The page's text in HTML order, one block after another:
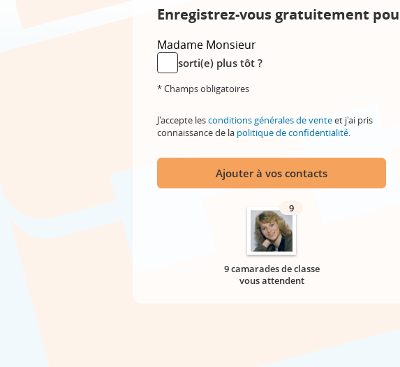
Enregistrez-vous gratuitement
Madame Monsieur
sorti(e) plus tôt ?
* Champs obligatoires
J'accepte lesconditions générales de venteet j'ai pris
connaissance de la politique de confidentialité.
Ajouter à vos contacts
9
9 camarades de classe
vous attendent